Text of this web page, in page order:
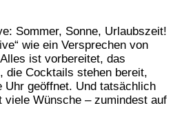
Sommer, Sonne, Urlaubszeit!
wie ein Versprechen von
ist vorbereitet, das
die Cocktails stehen bereit,
geöffnet. Und tatsächlich
Wünsche – zumindest auf